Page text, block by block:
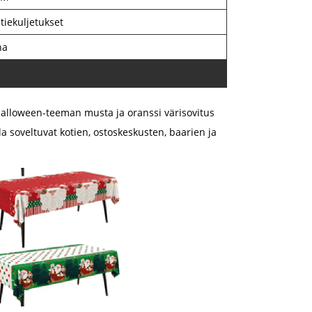
teeman musta ja oranssi värisovitus
kotien, ostoskeskusten, baarien ja